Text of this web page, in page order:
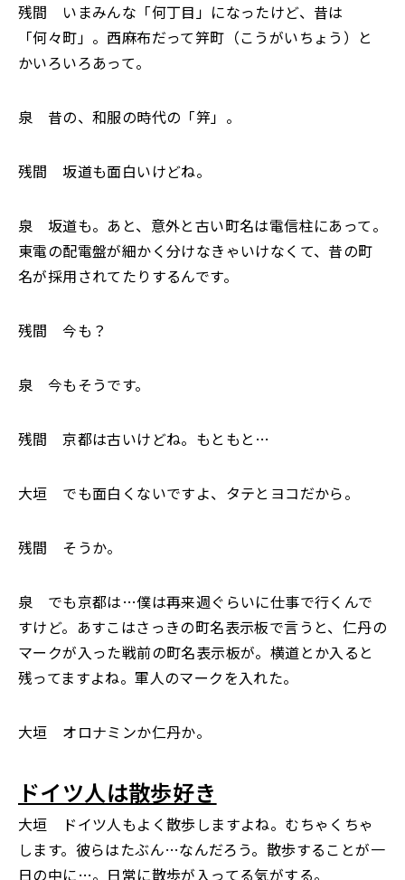
残間 いまみんな「何丁目」になったけど、昔は
「何々町」。西麻布だって笄町（こうがいちょう）と
かいろいろあって。
泉 昔の、和服の時代の「笄」。
残間 坂道も面白いけどね。
泉 坂道も。あと、意外と古い町名は電信柱にあって。
東電の配電盤が細かく分けなきゃいけなくて、昔の町
名が採用されてたりするんです。
残間 今も？
泉 今もそうです。
残間 京都は古いけどね。もともと…
大垣 でも面白くないですよ、タテとヨコだから。
残間 そうか。
泉 でも京都は…僕は再来週ぐらいに仕事で行くんで
すけど。あすこはさっきの町名表示板で言うと、仁丹の
マークが入った戦前の町名表示板が。横道とか入ると
残ってますよね。軍人のマークを入れた。
大垣 オロナミンか仁丹か。
ドイツ人は散歩好き
大垣 ドイツ人もよく散歩しますよね。むちゃくちゃ
します。彼らはたぶん…なんだろう。散歩することが一
日の中に…。日常に散歩が入ってる気がする。